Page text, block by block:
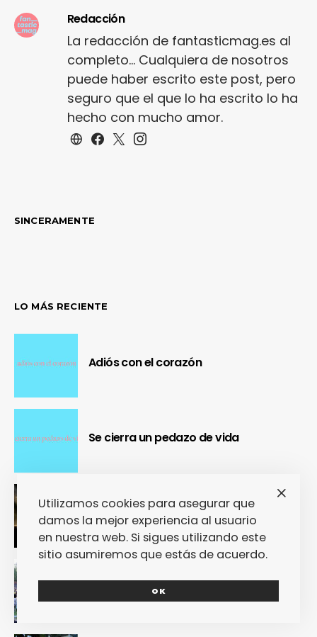
Redacción
La redacción de fantasticmag.es al
completo... Cualquiera de nosotros
puede haber escrito este post, pero
seguro que el que lo ha escrito lo ha
hecho con mucho amor.
SINCERAMENTE
LO MÁS RECIENTE
Adiós con el corazón
Se cierra un pedazo de vida
OUR Fest 2024 convirtió a Ourense en
la capital del Cool Britannia
de Coura 2024 no fue un festival, sino
un Couraíso
Utilizamos cookies para asegurar que
damos la mejor experiencia al usuario
en nuestra web. Si sigues utilizando este
sitio asumiremos que estás de acuerdo.
OK